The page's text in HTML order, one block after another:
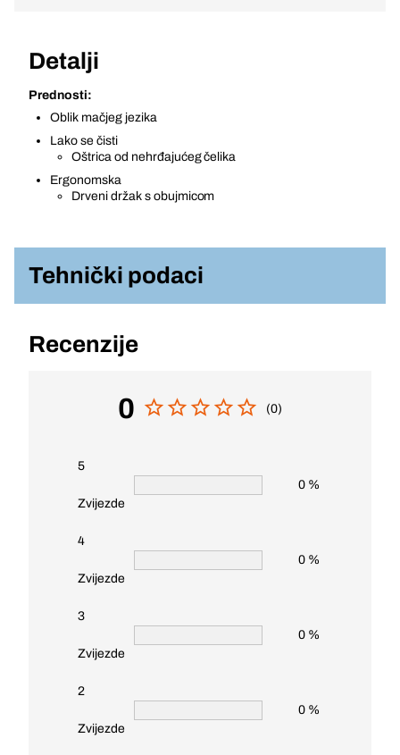
Detalji
Prednosti:
Oblik mačjeg jezika
Lako se čisti
Oštrica od nehrđajućeg čelika
Ergonomska
Drveni držak s obujmicom
Tehnički podaci
Recenzije
0 (0)
5
Zvijezde
0 %
4
Zvijezde
0 %
3
Zvijezde
0 %
2
Zvijezde
0 %